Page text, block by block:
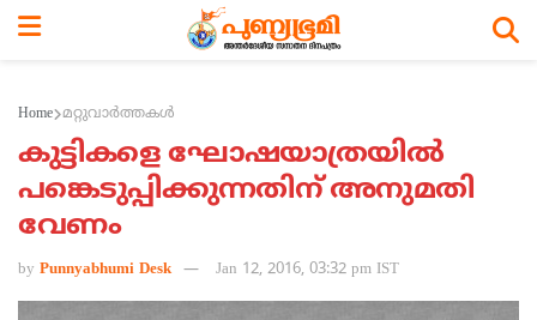
Home മറ്റുവാര്‍ത്തകള്‍
കുട്ടികളെ ഘോഷയാത്രയില്‍
പങ്കെടുപ്പിക്കുന്നതിന് അനുമതി
വേണം
by Punnyabhumi Desk Jan 12, 2016, 03:32 pm IST